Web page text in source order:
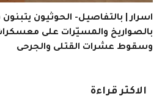
اسرار | بالتفاصيل- الحوثيون
بالصواريخ والمسيّرات على
وسقوط عشرات القتلى والجرحى
الاكثر قراءة